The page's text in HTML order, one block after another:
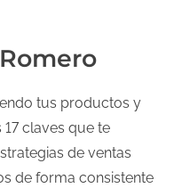
tus productos y
claves que te
de ventas
de forma consistente